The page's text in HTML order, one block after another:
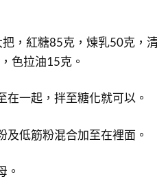
，紅糖85克，煉乳50克，
色拉油15克。
在一起，拌至糖化就可以。
及低筋粉混合加至在裡面。
。